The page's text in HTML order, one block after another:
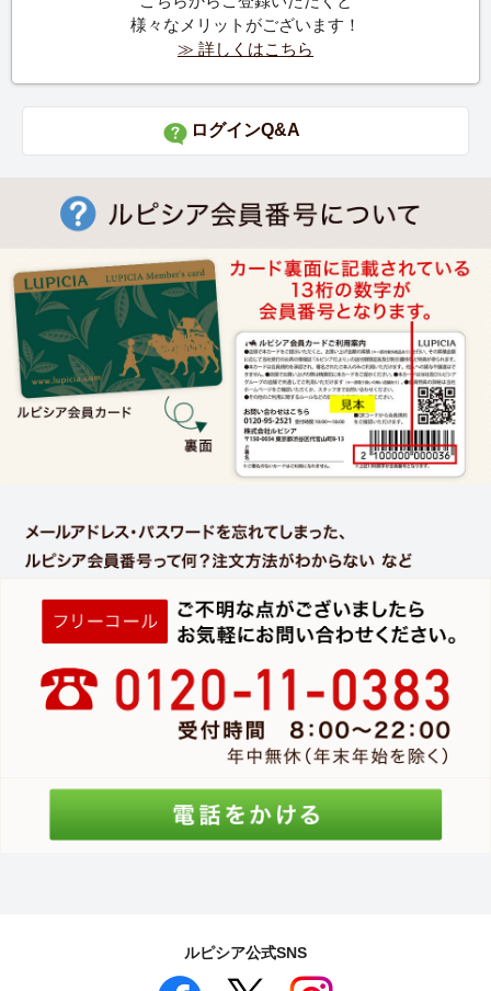
様々なメリットがございます！
≫ 詳しくはこちら
ルピシア公式SNS